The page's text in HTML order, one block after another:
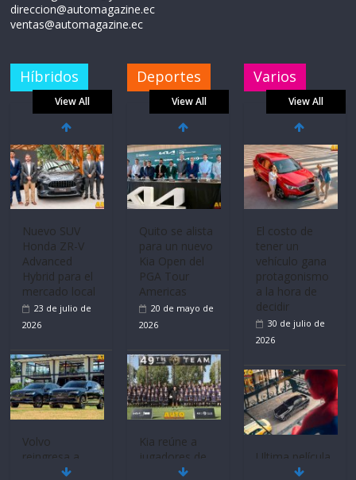
direccion@automagazine.ec
ventas@automagazine.ec
Híbridos
View All
Volvo
reingresa a
Ecuador de la
mano de
Inchcape y
lanza dos
PHEV
2026
Mercado
Deportes
View All
La FEDAK
recibe 12
Sinotruk
Bolden para
cubrir las rutas
de La Vuelta
31 de julio de
Quito se alista
para un nuevo
Varios
View All
Ultima película
‘Spider‑Man:
Brand New
Day’ pone en
escena a
BMW
29 de julio de
2026
¿Qué puede
pasar con tu